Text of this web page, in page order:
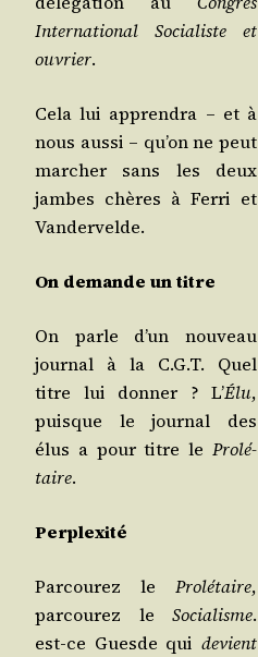
Inter­na­tio­nal Socia­liste et
ouvrier.
Cela lui appren­dra – et à
nous aus­si – qu’on ne peut
mar­cher sans les deux
jambes chères à Fer­ri et
Vandervelde.
On demande un titre
On parle d’un nou­veau
jour­nal à la C.G.T. Quel
titre lui don­ner ? L’Élu,
puisque le jour­nal des
élus a pour titre le Pro­lé­
taire.
Per­plexi­té
Par­cou­rez le Pro­lé­taire,
par­cou­rez le Socia­lisme.
est-ce Guesde qui devient